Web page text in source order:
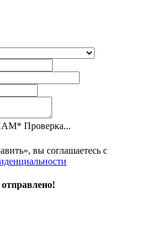
* Проверка...
вы соглашаетесь с